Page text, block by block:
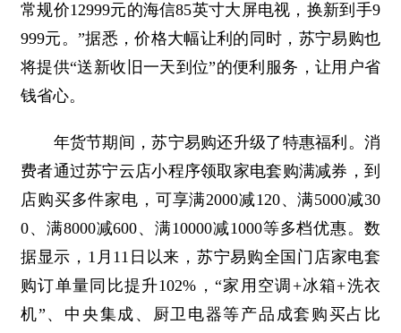
常规价12999元的海信85英寸大屏电视，换新到手9
999元。”据悉，价格大幅让利的同时，苏宁易购也
将提供“送新收旧一天到位”的便利服务，让用户省
钱省心。
年货节期间，苏宁易购还升级了特惠福利。消
费者通过苏宁云店小程序领取家电套购满减券，到
店购买多件家电，可享满2000减120、满5000减30
0、满8000减600、满10000减1000等多档优惠。数
据显示，1月11日以来，苏宁易购全国门店家电套
购订单量同比提升102%，“家用空调+冰箱+洗衣
机”、中央集成、厨卫电器等产品成套购买占比